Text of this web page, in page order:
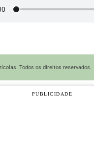
Todos os direitos reservados.
PUBLICIDADE